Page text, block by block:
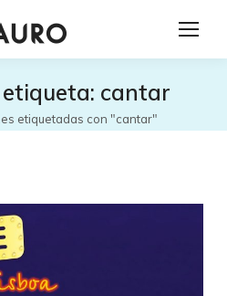
cantar
etiquetadas con "cantar"